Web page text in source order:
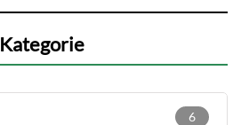
Kategorie
6